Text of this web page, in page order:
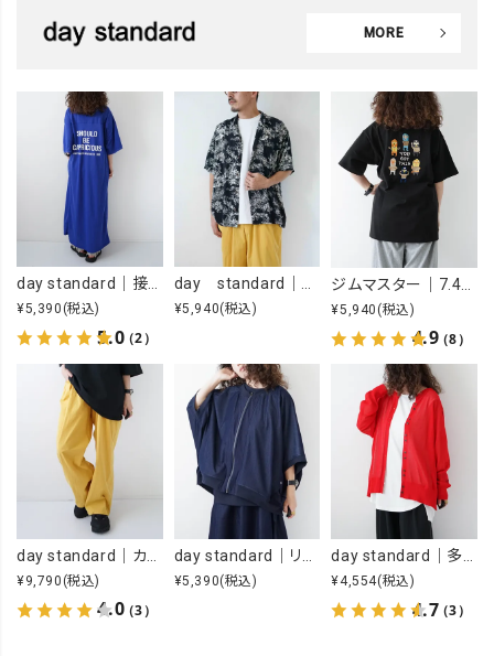
MORE
day standard｜接触冷感ロゴワンピース [[J262125-28]][D]
¥5,390 (税込)
5.0（2）
day standard｜オープンカラーアロハシャツ [[d-c-028]][D]
¥5,940(税込) ¥5,940 (税込)
4.9（8）
¥9,790 (税込)
4.0（3）
¥5,390(税込)
day standard｜多ボタンドルマンカーデ [[P262017-28]][D]
¥4,554(税込)
4.7（3）